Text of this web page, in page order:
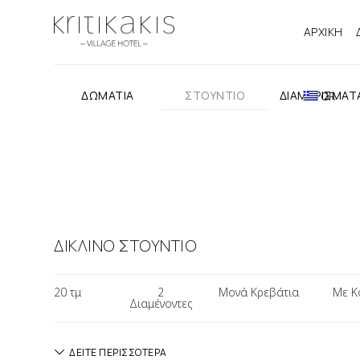
ΑΡΧΙΚΗ
GR
ΔΩΜΑΤΙΑ ΣΤΟΥΝΤΙΟ
ΔΙΚΛΙΝΟ ΣΤΟΥΝΤΙΟ
20 τμ 2
Διαμένοντες
Μονά Κρεβάτια Με
ΔΕΙΤΕ ΠΕΡΙΣΣΟΤΕΡΑ